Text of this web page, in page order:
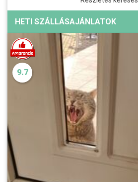
HETI SZÁLLÁSAJÁNLATOK
9.7